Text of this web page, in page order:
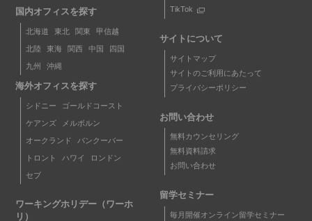
国内オフィスを探す
北海道 東北 関東 甲信越
北陸 東海 関西 中国 四国
九州 沖縄
海外オフィスを探す
シドニー ゴールドコースト
ケアンズ メルボルン
オークランド バンクーバー
トロント ハワイ ロンドン
セブ
ワーキングホリデー（ワーホ
リ）
TikTok
サイトについて
サイトマップ
サイトのご利用にあたって
プライバシーポリシー
お問い合わせ
無料カウンセリング
無料資料請求
お問い合わせ
留学セミナー
毎月開催オンライン留学セミナー